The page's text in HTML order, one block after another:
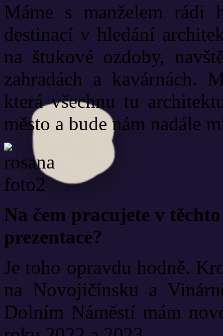
Máme s manželem rádi
destinací v hledání
na štukové ozdoby,
zahradách a kavárnách.
která všechnu tu
město a bude nám nadále
Na čem pracujete v
prezentace?
Je toho opravdu hodně.
na Novojičínsku a
Dolním Náměstí mám